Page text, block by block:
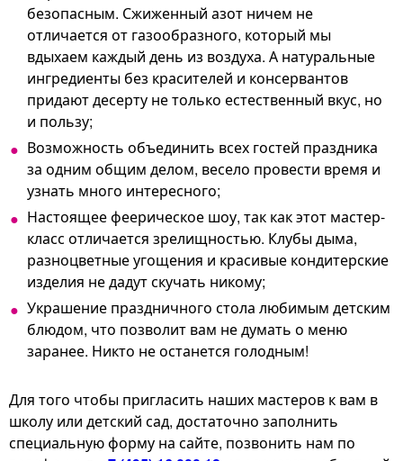
безопасным. Сжиженный азот ничем не
отличается от газообразного, который мы
вдыхаем каждый день из воздуха. А натуральные
ингредиенты без красителей и консервантов
придают десерту не только естественный вкус, но
и пользу;
Возможность объединить всех гостей праздника
за одним общим делом, весело провести время и
узнать много интересного;
Настоящее феерическое шоу, так как этот мастер-
класс отличается зрелищностью. Клубы дыма,
разноцветные угощения и красивые кондитерские
изделия не дадут скучать никому;
Украшение праздничного стола любимым детским
блюдом, что позволит вам не думать о меню
заранее. Никто не останется голодным!
Для того чтобы пригласить наших мастеров к вам в
школу или детский сад, достаточно заполнить
специальную форму на сайте, позвонить нам по